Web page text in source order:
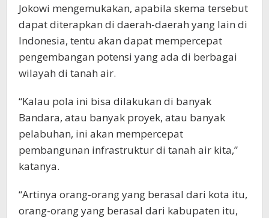
Jokowi mengemukakan, apabila skema tersebut
dapat diterapkan di daerah-daerah yang lain di
Indonesia, tentu akan dapat mempercepat
pengembangan potensi yang ada di berbagai
wilayah di tanah air.
“Kalau pola ini bisa dilakukan di banyak
Bandara, atau banyak proyek, atau banyak
pelabuhan, ini akan mempercepat
pembangunan infrastruktur di tanah air kita,”
katanya.
“Artinya orang-orang yang berasal dari kota itu,
orang-orang yang berasal dari kabupaten itu,